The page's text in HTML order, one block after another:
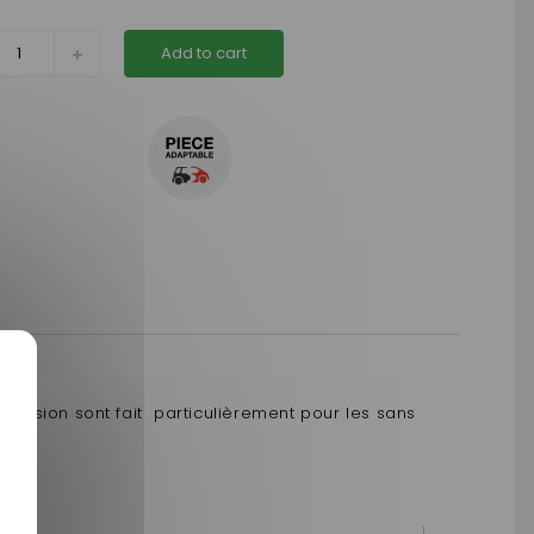
Add to cart
sont fait particulièrement pour les sans